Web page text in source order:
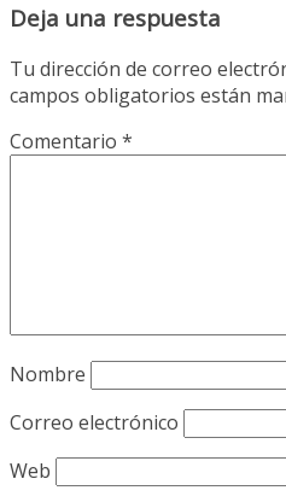
Deja una respuesta
Tu dirección de correo
campos obligatorios están
Comentario *
Nombre
Correo electrónico
Web